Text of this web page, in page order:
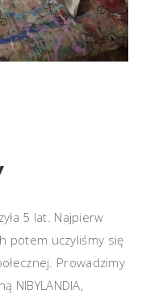
5 lat. Najpierw
potem uczyliśmy się
Prowadzimy
NIBYLANDIA,